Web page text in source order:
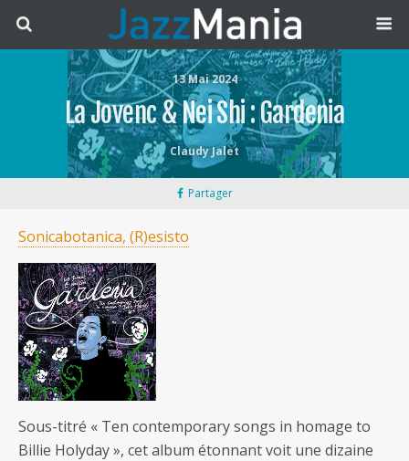
13 Mai 2024
La Jovenc & Nei Shi : Gardenia
Claudy Jalet
Partager
Sonicabotanica, (R)esisto
Sous-titré « Ten contemporary songs in homage to
Billie Holyday », cet album étonnant voit une dizaine